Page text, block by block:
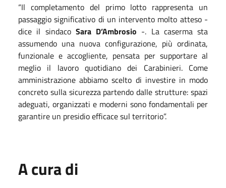
“Il completamento del primo lotto rappresenta un
passaggio significativo di un intervento molto atteso -
dice il sindaco Sara D’Ambrosio -. La caserma sta
assumendo una nuova configurazione, più ordinata,
funzionale e accogliente, pensata per supportare al
meglio il lavoro quotidiano dei Carabinieri. Come
amministrazione abbiamo scelto di investire in modo
concreto sulla sicurezza partendo dalle strutture: spazi
adeguati, organizzati e moderni sono fondamentali per
garantire un presidio efficace sul territorio”.
A cura di